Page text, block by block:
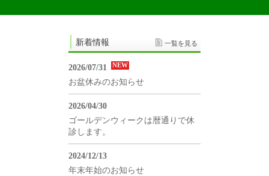
新着情報 一覧を見る
2026/07/31 NEW
お盆休みのお知らせ
2026/04/30
ゴールデンウィークは暦通りで休
診します。
2024/12/13
年末年始のお知らせ